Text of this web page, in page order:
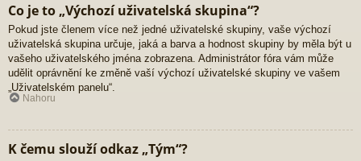
Co je to „Výchozí uživatelská skupina“?
Pokud jste členem více než jedné uživatelské skupiny, vaše výchozí
uživatelská skupina určuje, jaká a barva a hodnost skupiny by měla být u
vašeho uživatelského jména zobrazena. Administrátor fóra vám může
udělit oprávnění ke změně vaší výchozí uživatelské skupiny ve vašem
„Uživatelském panelu“.
Nahoru
K čemu slouží odkaz „Tým“?